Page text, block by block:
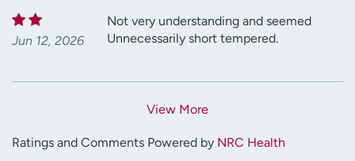
Jun 12, 2026
Not very understanding and seemed
Unnecessarily short tempered.
View More
Ratings and Comments Powered by NRC Health